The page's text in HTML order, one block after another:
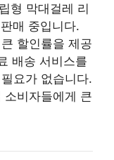
형 막대걸레 리
매 중입니다.
할인률을 제공
배송 서비스를
요가 없습니다.
소비자들에게 큰